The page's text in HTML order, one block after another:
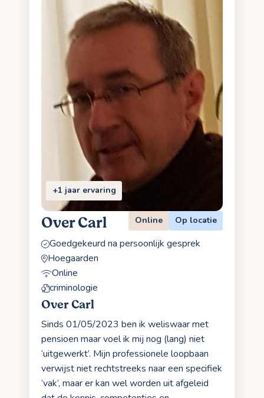
+1 jaar ervaring
Over Carl Online Op locatie
Goedgekeurd na persoonlijk gesprek
Hoegaarden
Online
criminologie
Over Carl
Sinds 01/05/2023 ben ik weliswaar met
pensioen maar voel ik mij nog (lang) niet
‘uitgewerkt’. Mijn professionele loopbaan
verwijst niet rechtstreeks naar een specifiek
‘vak’, maar er kan wel worden uit afgeleid